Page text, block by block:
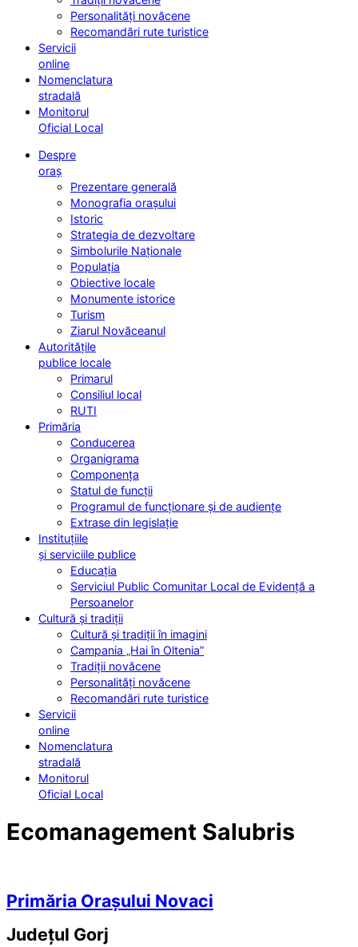
Personalități novăcene
Recomandări rute turistice
Servicii
online
Nomenclatura
stradală
Monitorul
Oficial Local
Despre
oraș
Prezentare generală
Monografia orașului
Istoric
Strategia de dezvoltare
Simbolurile Naționale
Populația
Obiective locale
Monumente istorice
Turism
Ziarul Novăceanul
Autoritățile
publice locale
Primarul
Consiliul local
RUTI
Primăria
Conducerea
Organigrama
Componența
Statul de funcții
Programul de funcționare și de audiențe
Extrase din legislație
Instituțiile
și serviciile publice
Educația
Serviciul Public Comunitar Local de Evidență a
Persoanelor
Cultură și tradiții
Cultură și tradiții în imagini
Campania „Hai în Oltenia”
Tradiții novăcene
Personalități novăcene
Recomandări rute turistice
Servicii
online
Nomenclatura
stradală
Monitorul
Oficial Local
Ecomanagement Salubris
Primăria Orașului Novaci
Județul Gorj